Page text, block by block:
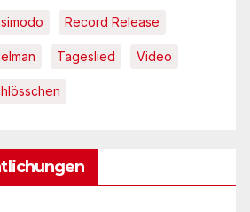
Record Release
Tageslied Video